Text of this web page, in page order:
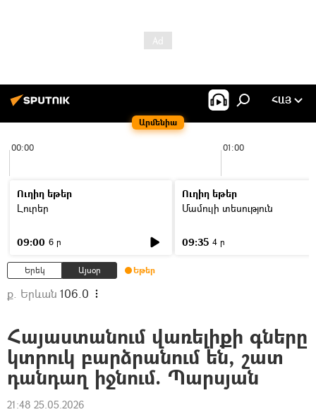
Արմենիա
ՀԱՅ
00:00 01:00
Ուղիղ եթեր
Լուրեր
09:00 6 ր
Ուղիղ եթեր
Մամուլի տեսություն
09:35 4 ր
Երեկ Այսօր Եթեր
ք. Երևան 106.0
Հայաստանում վառելիքի գները
կտրուկ բարձրանում են, շատ
դանդաղ իջնում. Պարսյան
21:48 25.05.2026